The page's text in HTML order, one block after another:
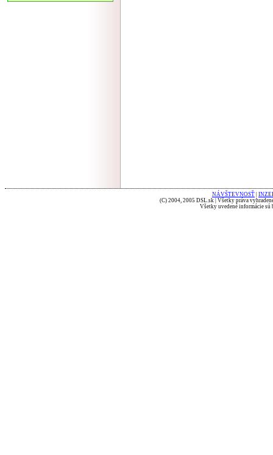
NÁVŠTEVNOSŤ
(C) 2004, 2005 DSL.sk | Všetky práva
Všetky uvedené informácie sú